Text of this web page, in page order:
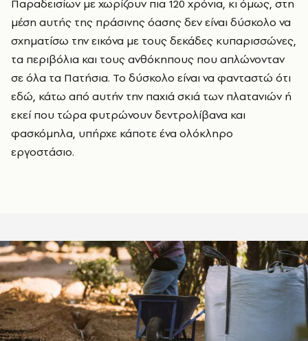
Παραδεισίων με χωρίζουν πια 120 χρόνια, κι όμως, στη
μέση αυτής της πράσινης όασης δεν είναι δύσκολο να
σχηματίσω την εικόνα με τους δεκάδες κυπαρισσώνες,
τα περιβόλια και τους ανθόκηπους που απλώνονταν
σε όλα τα Πατήσια. Το δύσκολο είναι να φανταστώ ότι
εδώ, κάτω από αυτήν την παχιά σκιά των πλατανιών ή
εκεί που τώρα φυτρώνουν δεντρολίβανα και
φασκόμηλα, υπήρχε κάποτε ένα ολόκληρο
εργοστάσιο.